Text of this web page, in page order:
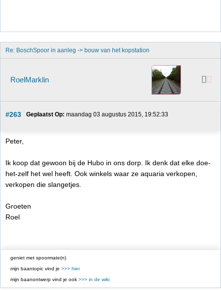
Re: BoschSpoor in aanleg -> bouw van het kopstation
RoelMarklin
#263 Geplaatst Op: maandag 03 augustus 2015, 19:52:33
Peter,
Ik koop dat gewoon bij de Hubo in ons dorp. Ik denk dat elke doe-
het-zelf het wel heeft. Ook winkels waar ze aquaria verkopen,
verkopen die slangetjes.
Groeten
Roel
geniet met spoormate(n)
mijn baantopic vind je >>> hier
mijn baanontwerp vind je ook >>> in de wiki